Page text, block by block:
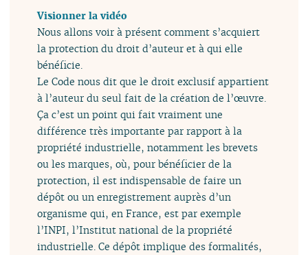
Visionner la vidéo
Nous allons voir à présent comment s’acquiert
la protection du droit d’auteur et à qui elle
bénéficie.
Le Code nous dit que le droit exclusif appartient
à l’auteur du seul fait de la création de l’œuvre.
Ça c’est un point qui fait vraiment une
différence très importante par rapport à la
propriété industrielle, notamment les brevets
ou les marques, où, pour bénéficier de la
protection, il est indispensable de faire un
dépôt ou un enregistrement auprès d’un
organisme qui, en France, est par exemple
l’INPI, l’Institut national de la propriété
industrielle. Ce dépôt implique des formalités,